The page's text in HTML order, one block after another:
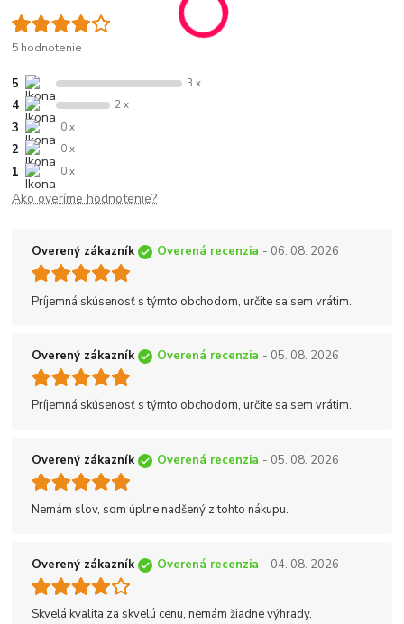
5 hodnotenie
5 3 x
4 2 x
3 0 x
2 0 x
1 0 x
Ako overíme hodnotenie?
Overený zákazník Overená recenzia - 06. 08. 2026
Príjemná skúsenosť s týmto obchodom, určite sa sem vrátim.
Overený zákazník Overená recenzia - 05. 08. 2026
Príjemná skúsenosť s týmto obchodom, určite sa sem vrátim.
Overený zákazník Overená recenzia - 05. 08. 2026
Nemám slov, som úplne nadšený z tohto nákupu.
Overený zákazník Overená recenzia - 04. 08. 2026
Skvelá kvalita za skvelú cenu, nemám žiadne výhrady.